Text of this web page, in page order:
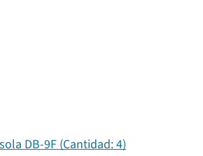
DB-9F (Cantidad: 4)